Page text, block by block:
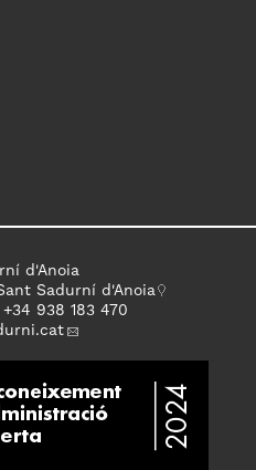
d'Anoia
Sadurní d'Anoia
+34 938 183 470